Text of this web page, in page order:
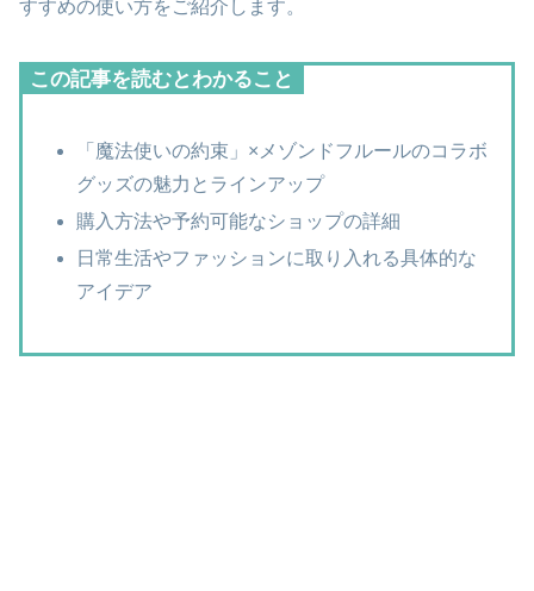
すすめの使い方をご紹介します。
この記事を読むとわかること
「魔法使いの約束」×メゾンドフルールのコラボ
グッズの魅力とラインアップ
購入方法や予約可能なショップの詳細
日常生活やファッションに取り入れる具体的な
アイデア